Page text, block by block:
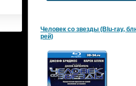
Человек со звезды (Blu-ray,
рей)